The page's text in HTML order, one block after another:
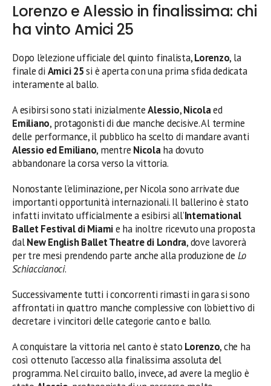
Lorenzo e Alessio in finalissima: chi
ha vinto Amici 25
Dopo l’elezione ufficiale del quinto finalista,Lorenzo, la
finale di Amici 25si è aperta con una prima sfida dedicata
interamente al ballo.
A esibirsi sono stati inizialmenteAlessio,Nicolaed
Emiliano, protagonisti di due manche decisive. Al termine
delle performance, il pubblico ha scelto di mandare avanti
Alessio ed Emiliano, mentre Nicolaha dovuto
abbandonare la corsa verso la vittoria.
Nonostante l’eliminazione, per Nicola sono arrivate due
importanti opportunità internazionali. Il ballerino è stato
infatti invitato ufficialmente a esibirsi all’International
Ballet Festival di Miamie ha inoltre ricevuto una proposta
dalNew English Ballet Theatre di Londra, dove lavorerà
per tre mesi prendendo parte anche alla produzione de Lo
Schiaccianoci.
Successivamente tutti i concorrenti rimasti in gara si sono
affrontati in quattro manche complessive con l’obiettivo di
decretare i vincitori delle categorie canto e ballo.
A conquistare la vittoria nel canto è stato Lorenzo, che ha
così ottenuto l’accesso alla finalissima assoluta del
programma. Nel circuito ballo, invece, ad avere la meglio è